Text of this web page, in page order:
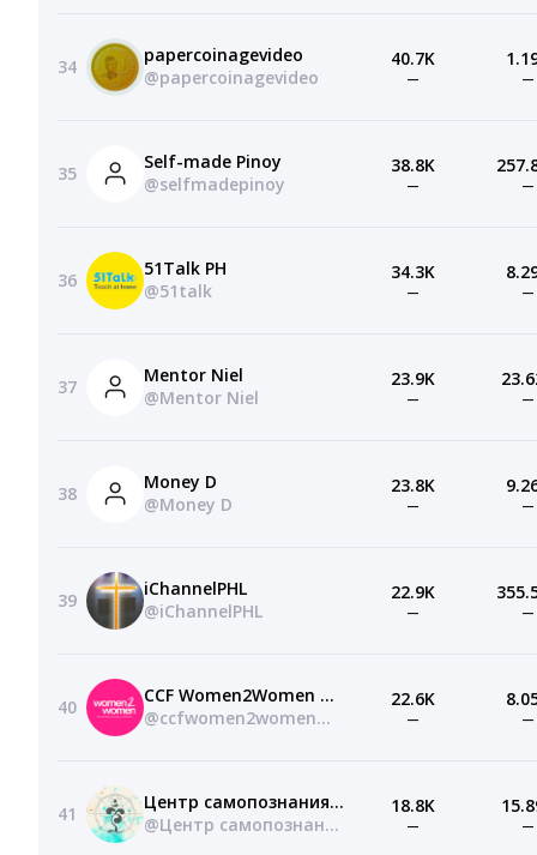
34
papercoinagevideo
@papercoinagevideo
40.7K
— —
35
Self-made Pinoy
@selfmadepinoy
38.8K
— —
36
51Talk PH
@51talk
34.3K
— —
37
Mentor Niel
@Mentor Niel
23.9K
— —
38
Money D
@Money D
23.8K
— —
39
iChannelPHL
@iChannelPHL
22.9K
— —
40
CCF Women2Women Ministry
@ccfwomen2womenministry
22.6K
— —
41
Центр самопознания НИСАРГА
@Центр самопознания НИСАРГА
18.8K
— —